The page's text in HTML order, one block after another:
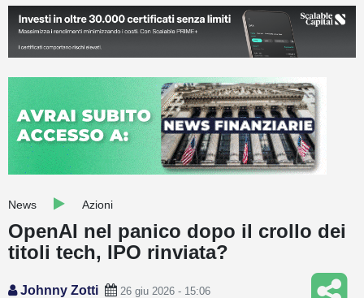
Calendario economico
Webinar
Trading
Education
Quotazioni
Conto IG
Guru Monitor
News Azioni
OpenAI nel panico dopo il crollo dei
titoli tech, IPO rinviata?
Johnny Zotti 26 giu 2026 - 15:06